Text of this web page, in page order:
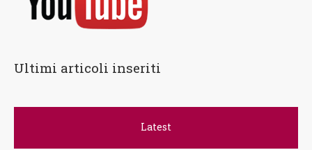
Ultimi articoli inseriti
Latest